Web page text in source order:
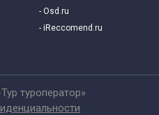
- Osd.ru
- iReccomend.ru
туроператор»